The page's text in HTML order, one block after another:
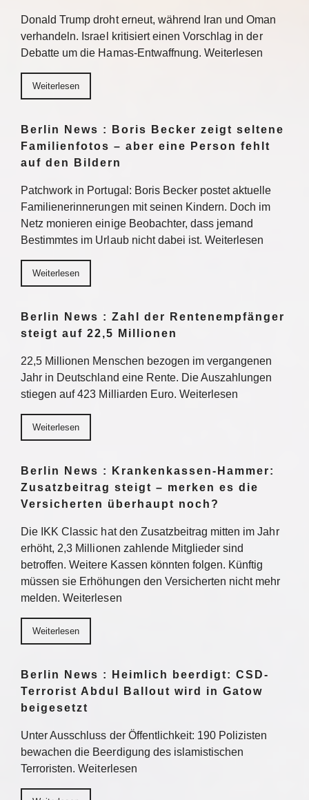
Donald Trump droht erneut, während Iran und Oman
verhandeln. Israel kritisiert einen Vorschlag in der
Debatte um die Hamas-Entwaffnung. Weiterlesen
Weiterlesen
Berlin News : Boris Becker zeigt seltene
Familienfotos – aber eine Person fehlt
auf den Bildern
Patchwork in Portugal: Boris Becker postet aktuelle
Familienerinnerungen mit seinen Kindern. Doch im
Netz monieren einige Beobachter, dass jemand
Bestimmtes im Urlaub nicht dabei ist. Weiterlesen
Weiterlesen
Berlin News : Zahl der Rentenempfänger
steigt auf 22,5 Millionen
22,5 Millionen Menschen bezogen im vergangenen
Jahr in Deutschland eine Rente. Die Auszahlungen
stiegen auf 423 Milliarden Euro. Weiterlesen
Weiterlesen
Berlin News : Krankenkassen-Hammer:
Zusatzbeitrag steigt – merken es die
Versicherten überhaupt noch?
Die IKK Classic hat den Zusatzbeitrag mitten im Jahr
erhöht, 2,3 Millionen zahlende Mitglieder sind
betroffen. Weitere Kassen könnten folgen. Künftig
müssen sie Erhöhungen den Versicherten nicht mehr
melden. Weiterlesen
Weiterlesen
Berlin News : Heimlich beerdigt: CSD-
Terrorist Abdul Ballout wird in Gatow
beigesetzt
Unter Ausschluss der Öffentlichkeit: 190 Polizisten
bewachen die Beerdigung des islamistischen
Terroristen. Weiterlesen